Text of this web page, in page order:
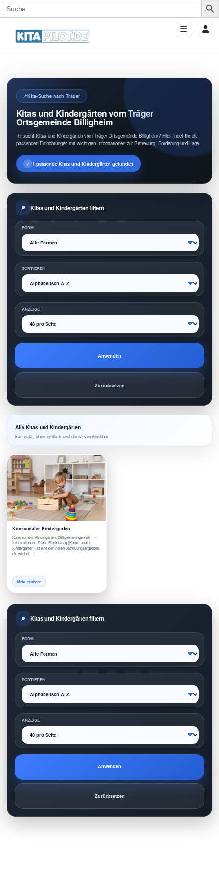
Search
for:
Kita-Suche nach Träger
Kitas und Kindergärten vom Träger
Ortsgemeinde Billigheim
Ihr sucht Kitas und Kindergärten vom Träger Ortsgemeinde Billigheim? Hier findet Ihr die
passenden Einrichtungen mit wichtigen Informationen zur Betreuung, Förderung und Lage.
1 passende Kitas und Kindergärten gefunden
Kitas und Kindergärten filtern
FORM
SORTIEREN
ANZEIGE
Anwenden
Zurücksetzen
Alle Kitas und Kindergärten
kompakt, übersichtlich und direkt vergleichbar
Kommunaler Kindergarten
Kommunaler Kindergarten, Billigheim-Ingenheim -
Informationen Diese Einrichtung (Kommunaler
Kindergarten) ist eine der vielen Betreuungsangebote,
die wir bei …
Mehr erfahren
Kitas und Kindergärten filtern
FORM
SORTIEREN
ANZEIGE
Anwenden
Zurücksetzen